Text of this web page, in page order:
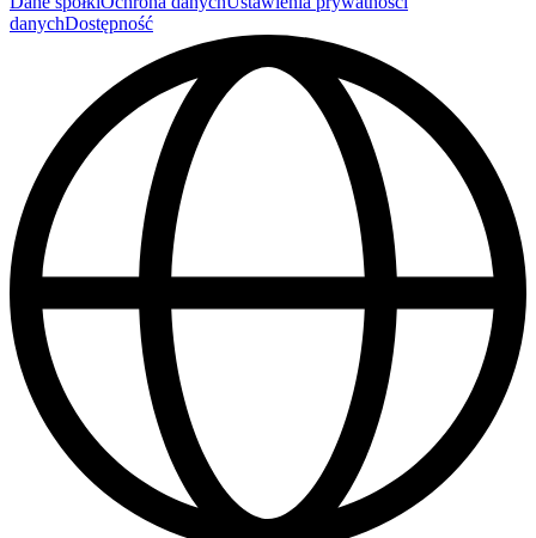
danychDostępność